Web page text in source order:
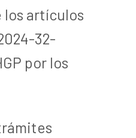
artículos
32-
por los